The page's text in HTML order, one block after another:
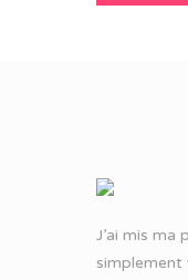
J’ai mis ma
simplement